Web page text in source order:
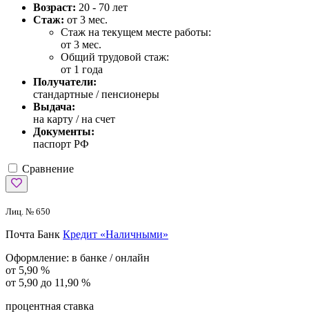
Возраст: 20 - 70 лет
Стаж: от 3 мес.
Стаж на текущем месте работы:
от 3 мес.
Общий трудовой стаж:
от 1 года
Получатели:
стандартные / пенсионеры
Выдача:
на карту / на счет
Документы:
паспорт РФ
Сравнение
Лиц. № 650
Почта Банк Кредит «Наличными»
Оформление: в банке / онлайн
от 5,90 %
от 5,90 до 11,90 %
процентная ставка